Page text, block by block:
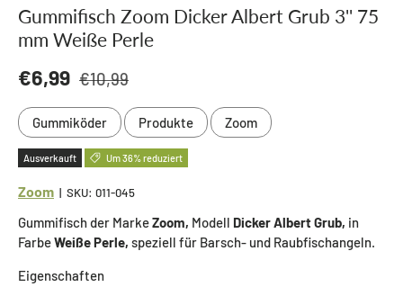
Gummifisch Zoom Dicker Albert Grub 3'' 75
mm Weiße Perle
Verkaufspreis
€6,99 Normaler Preis
€10,99
Gummiköder Produkte Zoom
Ausverkauft Um 36% reduziert
Zoom | SKU: 011-045
Gummifisch der MarkeZoom, Modell Dicker Albert Grub, in
FarbeWeiße Perle, speziell für Barsch- und Raubfischangeln.
Eigenschaften